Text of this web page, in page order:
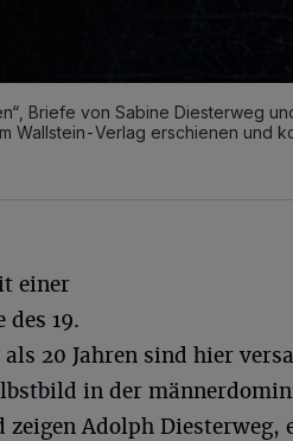
Briefe von Sabine Diesterweg
Wallstein-Verlag erschienen und
einer
19.
20 Jahren sind hier
in der
Adolph Diesterweg,